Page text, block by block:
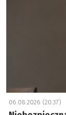
06.08.2026 (20:37)